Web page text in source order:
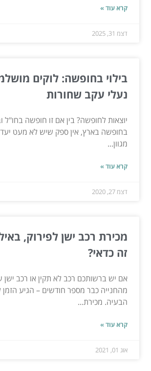
קרא עוד »
דצמ 31, 2025
בילוי בחופשה: לוקים
נעלי עקב שחורות
יוצאות לחופשה? בין אם זו חופשה בחו"ל
בחופשה בארץ, אין ספק שיש לא מעט
מגוון...
קרא עוד »
דצמ 27, 2020
מכירת רכב ישן לפירוק,
זה כדאי?
אם יש ברשותכם רכב לא תקין או רכב ישן
מהחנייה כבר מספר חודשים – הגיע
הבעיה. מכירת...
קרא עוד »
אוג 01, 2021